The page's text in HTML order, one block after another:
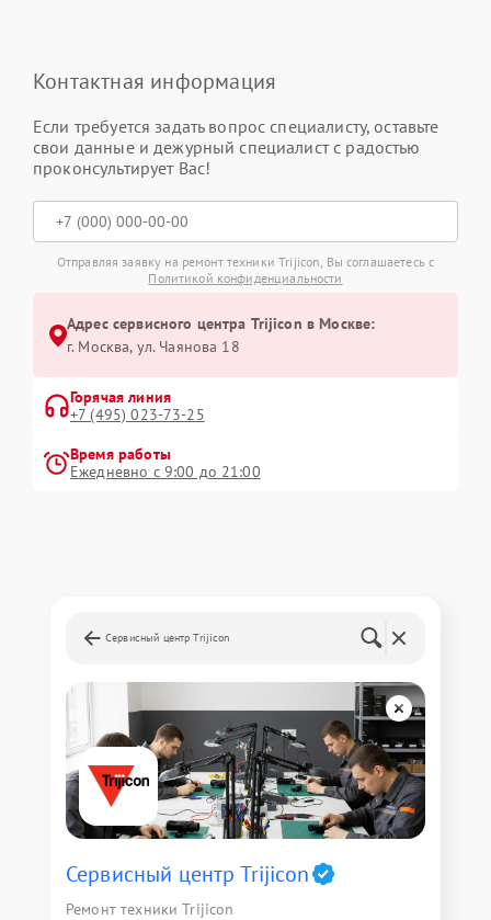
Контактная информация
Если требуется задать вопрос специалисту, оставьте
свои данные и дежурный специалист с радостью
проконсультирует Вас!
Отправляя заявку на ремонт техники Trijicon, Вы соглашаетесь с
Политикой конфиденциальности
Адрес сервисного центра Trijicon в Москве:
г. Москва, ул. Чаянова 18
Горячая линия
+7 (495) 023-73-25
Время работы
Ежедневно с 9:00 до 21:00
Сервисный центр Trijicon
Сервисный центр Trijicon
Ремонт техники Trijicon